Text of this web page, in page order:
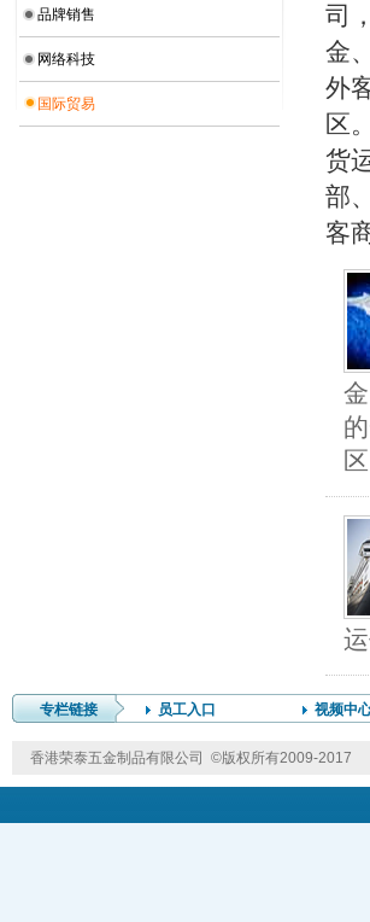
品牌销售
网络科技
国际贸易
司
金
外
区
货
部
客
区
专栏链接 员工入口 视频中
香港荣泰五金制品有限公司 ©版权所有2009-2017